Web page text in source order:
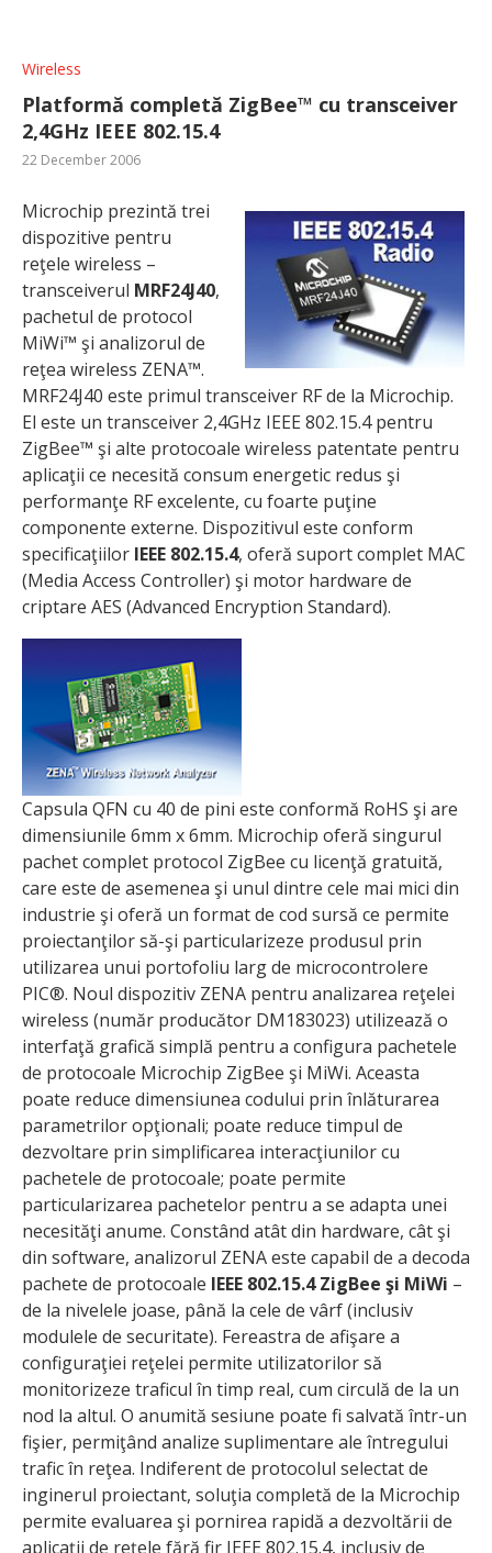
Wireless
Platformă completă ZigBee™ cu transceiver
2,4GHz IEEE 802.15.4
22 December 2006
Microchip prezintă trei
dispozitive pentru
reţele wireless –
transceiverul MRF24J40,
pachetul de protocol
MiWi™ şi analizorul de
reţea wireless ZENA™.
MRF24J40 este primul transceiver RF de la Microchip.
El este un transceiver 2,4GHz IEEE 802.15.4 pentru
ZigBee™ şi alte protocoale wireless patentate pentru
aplicaţii ce necesită consum energetic redus şi
performanţe RF excelente, cu foarte puţine
componente externe. Dispozitivul este conform
specificaţiilor IEEE 802.15.4, oferă suport complet MAC
(Media Access Controller) şi motor hardware de
criptare AES (Advanced Encryption Standard).
Capsula QFN cu 40 de pini este conformă RoHS şi are
dimensiunile 6mm x 6mm. Microchip oferă singurul
pachet complet protocol ZigBee cu licenţă gratuită,
care este de asemenea şi unul dintre cele mai mici din
industrie şi oferă un format de cod sursă ce permite
proiectanţilor să-şi particularizeze produsul prin
utilizarea unui portofoliu larg de microcontrolere
PIC®. Noul dispozitiv ZENA pentru analizarea reţelei
wireless (număr producător DM183023) utilizează o
interfaţă grafică simplă pentru a configura pachetele
de protocoale Microchip ZigBee şi MiWi. Aceasta
poate reduce dimensiunea codului prin înlăturarea
parametrilor opţionali; poate reduce timpul de
dezvoltare prin simplificarea interacţiunilor cu
pachetele de protocoale; poate permite
particularizarea pachetelor pentru a se adapta unei
necesităţi anume. Constând atât din hardware, cât şi
din software, analizorul ZENA este capabil de a decoda
pachete de protocoale IEEE 802.15.4 ZigBee şi MiWi –
de la nivelele joase, până la cele de vârf (inclusiv
modulele de securitate). Fereastra de afişare a
configuraţiei reţelei permite utilizatorilor să
monitorizeze traficul în timp real, cum circulă de la un
nod la altul. O anumită sesiune poate fi salvată într-un
fişier, permiţând analize suplimentare ale întregului
trafic în reţea. Indiferent de protocolul selectat de
inginerul proiectant, soluţia completă de la Microchip
permite evaluarea şi pornirea rapidă a dezvoltării de
aplicaţii de reţele fără fir IEEE 802.15.4, inclusiv de